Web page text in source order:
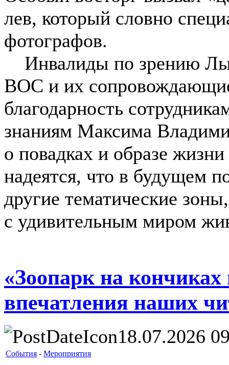
лев, который словно
фотографов.
Инвалиды по зрению
ВОС и их
благодарность
знаниям Максима
о повадках и образе
надеятся, что в будущем
другие тематические
с удивительным миром
«Зоопарк на
впечатления наших
18.07.2026
События - Мероприятия